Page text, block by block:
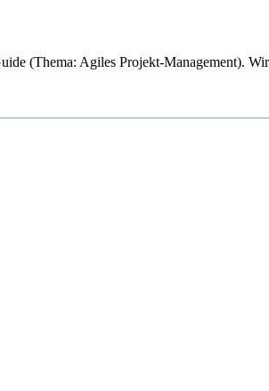
(Thema: Agiles Projekt-Management).